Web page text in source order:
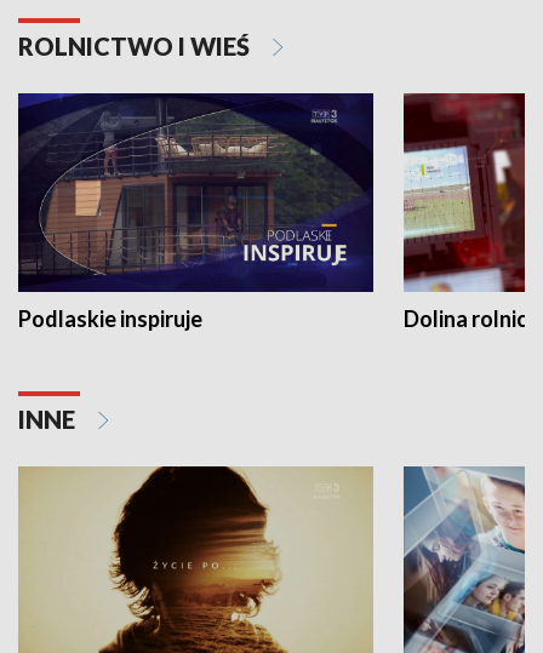
ROLNICTWO I WIEŚ
Podlaskie inspiruje Dolina
INNE